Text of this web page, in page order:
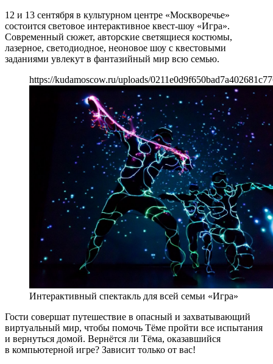
12 и 13 сентября в культурном центре «Москворечье»
состоится световое интерактивное квест-шоу «Игра».
Современный сюжет, авторские светящиеся костюмы,
лазерное, светодиодное, неоновое шоу с квестовыми
заданиями увлекут в фантазийный мир всю семью.
https://kudamoscow.ru/uploads/
Интерактивный спектакль для всей семьи «Игра»
Гости совершат путешествие в опасный и захватывающий
виртуальный мир, чтобы помочь Тёме пройти все испытания
и вернуться домой. Вернётся ли Тёма, оказавшийся
в компьютерной игре? Зависит только от вас!